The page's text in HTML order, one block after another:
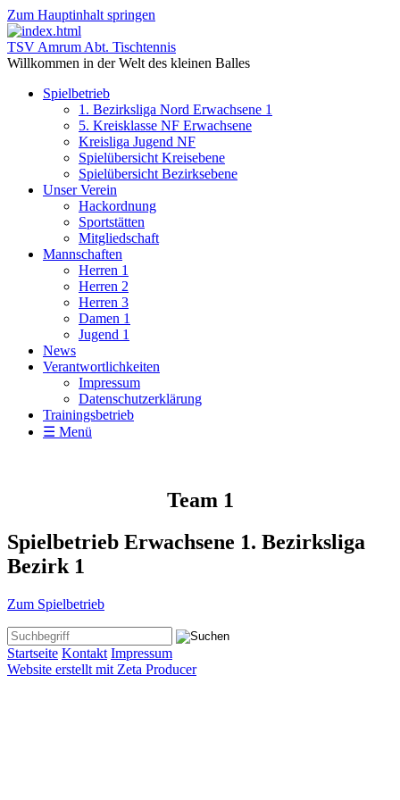
Zum Hauptinhalt springen
TSV Amrum Abt. Tischtennis
Willkommen in der Welt des kleinen Balles
Spielbetrieb
1. Bezirksliga Nord Erwachsene 1
5. Kreisklasse NF Erwachsene
Kreisliga Jugend NF
Spielübersicht Kreisebene
Spielübersicht Bezirksebene
Unser Verein
Hackordnung
Sportstätten
Mitgliedschaft
Mannschaften
Herren 1
Herren 2
Herren 3
Damen 1
Jugend 1
News
Verantwortlichkeiten
Impressum
Datenschutzerklärung
Trainingsbetrieb
☰ Menü
Team 1
Spielbetrieb Erwachsene 1. Bezirksliga
Bezirk 1
Zum Spielbetrieb
Startseite Kontakt Impressum
Website erstellt mit Zeta Producer